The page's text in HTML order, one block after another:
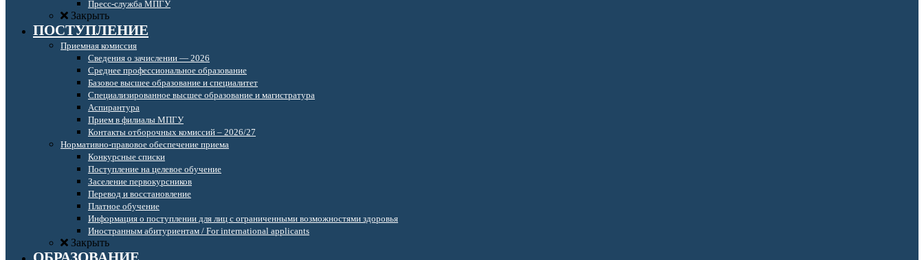
Пресс-служба МПГУ
Закрыть
ПОСТУПЛЕНИЕ
Приемная комиссия
Сведения о зачислении — 2026
Среднее профессиональное образование
Базовое высшее образование и специалитет
Специализированное высшее образование и магистратура
Аспирантура
Прием в филиалы МПГУ
Контакты отборочных комиссий – 2026/27
Нормативно-правовое обеспечение приема
Конкурсные списки
Поступление на целевое обучение
Заселение первокурсников
Перевод и восстановление
Платное обучение
Информация о поступлении для лиц с ограниченными возможностями здоровья
Иностранным абитуриентам / For international applicants
Закрыть